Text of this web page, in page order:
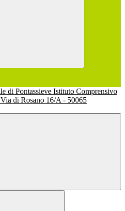
Istituto Comprensivo
Via di Rosano 16/A - 50065